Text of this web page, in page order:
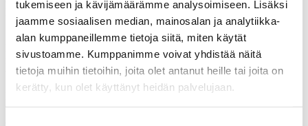
tukemiseen ja kävijämäärämme analysoimiseen. Lisäksi
jaamme sosiaalisen median, mainosalan ja analytiikka-
alan kumppaneillemme tietoja siitä, miten käytät
sivustoamme. Kumppanimme voivat yhdistää näitä
tietoja muihin tietoihin, joita olet antanut heille tai joita on
kerätty, kun olet käyttänyt heidän palvelujaan.
Luomala kysyy.
Luomalan ja Puumalan pamfletti budjettivallasta julkaistiin
keskiviikkona 8.12. Luomala on väitellyt tohtoriksi politiikan
mahdollisuudesta valtuuston talousarviokokouksessa. Puumala on
tehnyt gradunsa eduskunnan budjettivallasta.
Lisätietoja:
Politiikan tutkija Anne Luomala, 040- 760 9401,